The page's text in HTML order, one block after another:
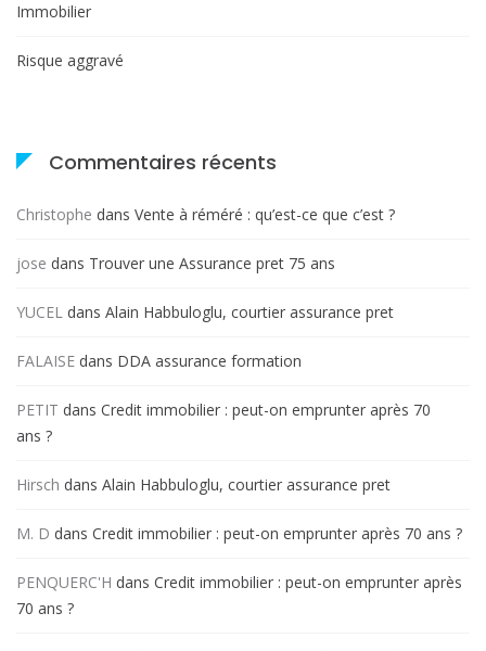
Immobilier
Risque aggravé
Commentaires récents
Christophe dans Vente à réméré : qu’est-ce que c’est ?
jose dans Trouver une Assurance pret 75 ans
YUCEL dans Alain Habbuloglu, courtier assurance pret
FALAISE dans DDA assurance formation
PETIT dans Credit immobilier : peut-on emprunter après 70
ans ?
Hirsch dans Alain Habbuloglu, courtier assurance pret
M. D dans Credit immobilier : peut-on emprunter après 70 ans ?
PENQUERC'H dans Credit immobilier : peut-on emprunter après
70 ans ?